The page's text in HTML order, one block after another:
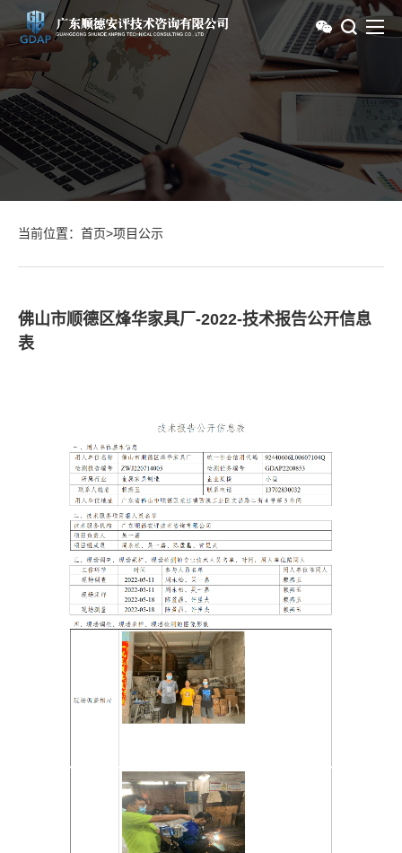
当前位置： 首页>项目公示
佛山市顺德区烽华家具厂-2022-技术报告公开信息
表